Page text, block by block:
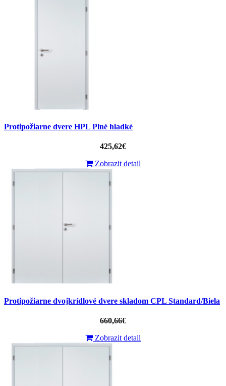
Protipožiarne dvere HPL Plné hladké
425,62€
Zobrazit detail
Protipožiarne dvojkrídlové dvere skladom CPL Standard/Biela
660,66€
Zobrazit detail